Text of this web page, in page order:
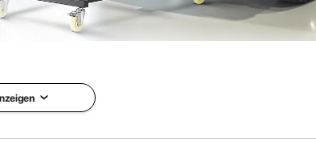
eine effizientere und angenehmere Wartungsroutine.